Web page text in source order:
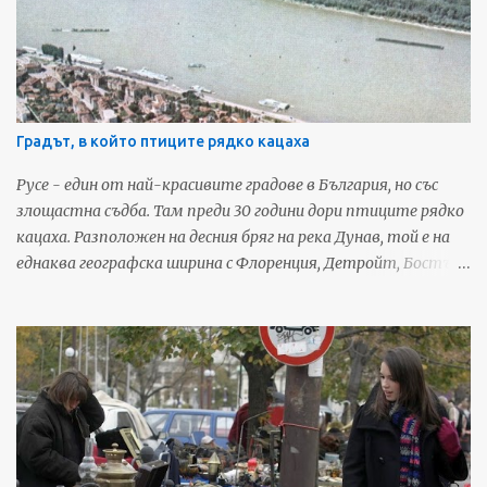
Градът, в който птиците рядко кацаха
Русе - един от най-красивите градове в България, но със
злощастна съдба. Там преди 30 години дори птиците рядко
кацаха. Разположен на десния бряг на река Дунав, той е на
еднаква географска ширина с Флоренция, Детройт, Бостън
времето на император Веспасиан, Русе е бил римска
крепост под името Сексагинта Приста – пристанище на
шейсетте кораба. Още оттогава градът има важно
транспортно-комуникационно значение. Тук се пресичат
пътищата между Европа, Ориента, Азия, Африка и
бившите съветски територии. Фото: 24ruse.com През XIX